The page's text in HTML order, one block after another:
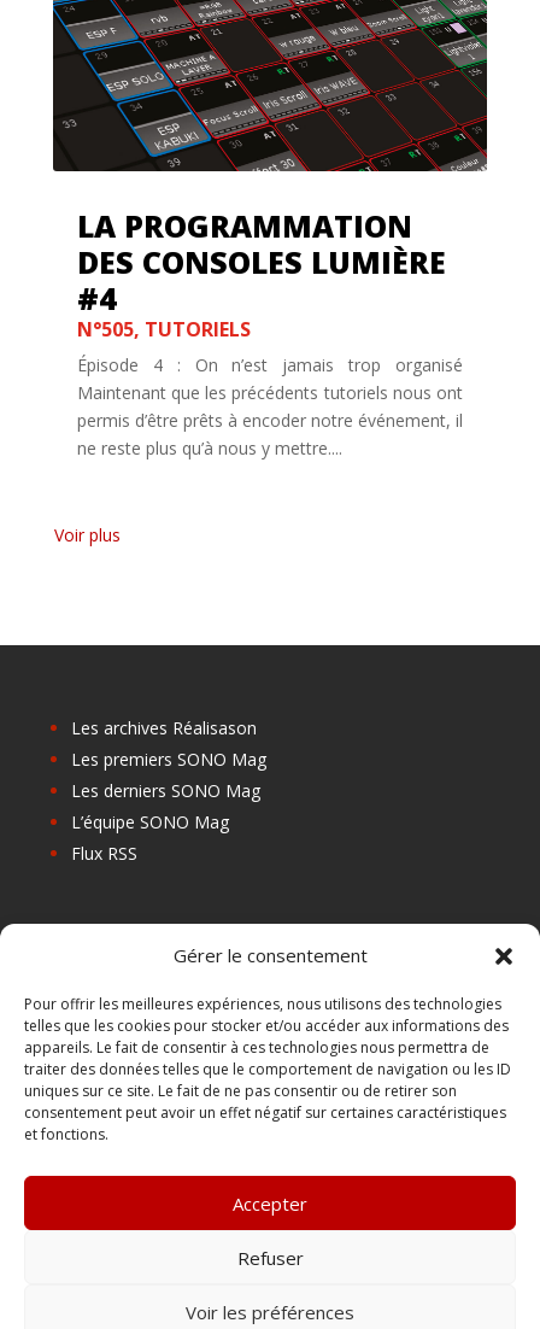
Gérer le consentement
Pour offrir les meilleures expériences, nous utilisons des technologies
telles que les cookies pour stocker et/ou accéder aux informations des
appareils. Le fait de consentir à ces technologies nous permettra de
traiter des données telles que le comportement de navigation ou les ID
uniques sur ce site. Le fait de ne pas consentir ou de retirer son
consentement peut avoir un effet négatif sur certaines caractéristiques
et fonctions.
Accepter
Refuser
Voir les préférences
LA PROGRAMMATION
DES CONSOLES LUMIÈRE
#4
N°505, TUTORIELS
Épisode 4 : On n’est jamais trop organisé
Maintenant que les précédents tutoriels nous ont
permis d’être prêts à encoder notre événement, il
ne reste plus qu’à nous y mettre....
Les archives Réalisason
Les premiers SONO Mag
Les derniers SONO Mag
L’équipe SONO Mag
Flux RSS
Les Centres de Formation
Les Points Relais
Localiser Point Relais
Mon Compte
FAQ
Contact
Conditions Générales de Vente